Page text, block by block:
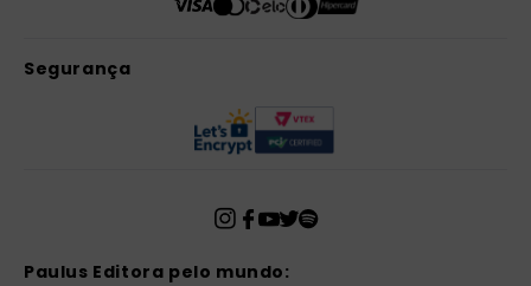
Segurança
Paulus Editora pelo mundo: